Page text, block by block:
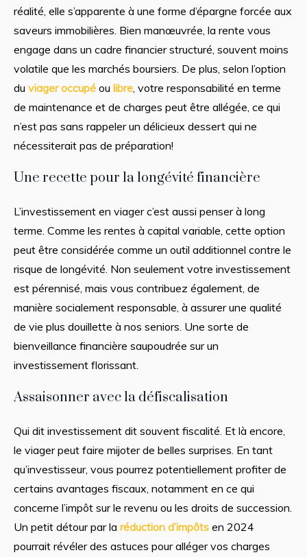
réalité, elle s’apparente à une forme d’épargne forcée aux
saveurs immobilières. Bien manœuvrée, la rente vous
engage dans un cadre financier structuré, souvent moins
volatile que les marchés boursiers. De plus, selon l’option
du viager occupé ou libre, votre responsabilité en terme
de maintenance et de charges peut être allégée, ce qui
n’est pas sans rappeler un délicieux dessert qui ne
nécessiterait pas de préparation!
Une recette pour la longévité financière
L’investissement en viager c’est aussi penser à long
terme. Comme les rentes à capital variable, cette option
peut être considérée comme un outil additionnel contre le
risque de longévité. Non seulement votre investissement
est pérennisé, mais vous contribuez également, de
manière socialement responsable, à assurer une qualité
de vie plus douillette à nos seniors. Une sorte de
bienveillance financière saupoudrée sur un
investissement florissant.
Assaisonner avec la défiscalisation
Qui dit investissement dit souvent fiscalité. Et là encore,
le viager peut faire mijoter de belles surprises. En tant
qu’investisseur, vous pourrez potentiellement profiter de
certains avantages fiscaux, notamment en ce qui
concerne l’impôt sur le revenu ou les droits de succession.
Un petit détour par la réduction d’impôts en 2024
pourrait révéler des astuces pour alléger vos charges